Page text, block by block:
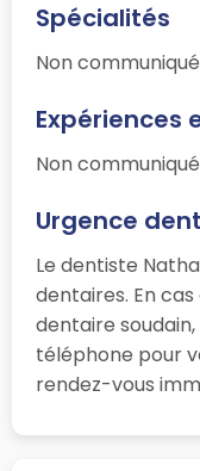
Spécialités
Non
Expériences
Non
Urgence
Le dentiste
dentaires. En
dentaire
téléphone pour
rendez-vous